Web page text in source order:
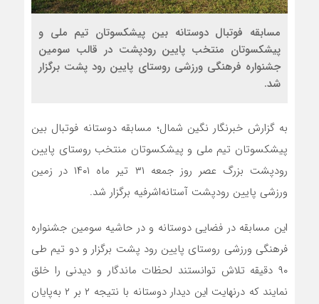
مسابقه فوتبال دوستانه بین پیشکسوتان تیم ملی و
پیشکسوتان منتخب پایین رودپشت در قالب سومین
جشنواره فرهنگی ورزشی روستای پایین رود پشت برگزار
شد.
به گزارش خبرنگار نگین شمال؛ مسابقه دوستانه فوتبال بین
پیشکسوتان تیم ملی و پیشکسوتان منتخب روستای پایین
رودپشت بزرگ عصر روز جمعه ۳۱ تیر ماه ۱۴۰۱ در زمین
ورزشی پایین رودپشت آستانه‌اشرفیه برگزار شد.
این مسابقه در فضایی دوستانه و در حاشیه سومین جشنواره
فرهنگی ورزشی روستای پایین رود پشت برگزار و دو تیم طی
۹۰ دقیقه تلاش توانستند لحظات ماندگار و دیدنی را خلق
نمایند که درنهایت این دیدار دوستانه با نتیجه ۲ بر ۲ به‌پایان